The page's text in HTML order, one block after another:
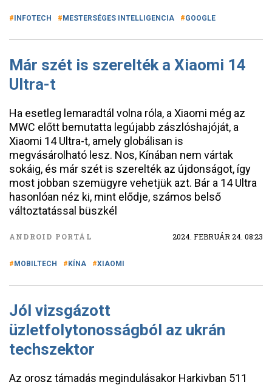
INFOTECH MESTERSÉGES INTELLIGENCIA GOOGLE
Már szét is szerelték a Xiaomi 14
Ultra-t
Ha esetleg lemaradtál volna róla, a Xiaomi még az
MWC előtt bemutatta legújabb zászlóshajóját, a
Xiaomi 14 Ultra-t, amely globálisan is
megvásárolható lesz. Nos, Kínában nem vártak
sokáig, és már szét is szerelték az újdonságot, így
most jobban szemügyre vehetjük azt. Bár a 14 Ultra
hasonlóan néz ki, mint elődje, számos belső
változtatással büszkél
ANDROID PORTÁL 2024. FEBRUÁR 24. 08:23
MOBILTECH KÍNA XIAOMI
Jól vizsgázott
üzletfolytonosságból az ukrán
techszektor
Az orosz támadás megindulásakor Harkivban 511